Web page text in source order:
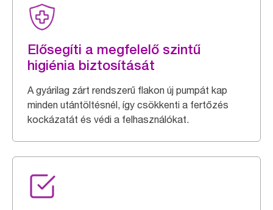
Elősegíti a megfelelő szintű
higiénia biztosítását
A gyárilag zárt rendszerű flakon új pumpát kap
minden utántöltésnél, így csökkenti a fertőzés
kockázatát és védi a felhasználókat.